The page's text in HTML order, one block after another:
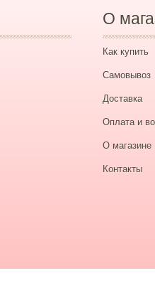
О
Как купить
Самовывоз
Доставка
Оплата и
О магазине
Контакты